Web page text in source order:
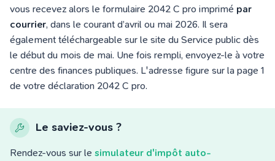
vous recevez alors le formulaire 2042 C pro imprimé par
courrier, dans le courant d’avril ou mai 2026. Il sera
également téléchargeable sur le site du Service public dès
le début du mois de mai. Une fois rempli, envoyez-le à votre
centre des finances publiques. L'adresse figure sur la page 1
de votre déclaration 2042 C pro.
Le saviez-vous ?
Rendez-vous sur le simulateur d'impôt auto-